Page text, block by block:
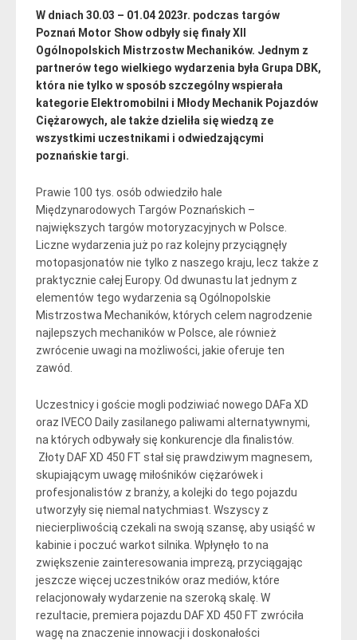
W dniach 30.03 – 01.04 2023r. podczas targów
Poznań Motor Show odbyły się finały XII
Ogólnopolskich Mistrzostw Mechaników. Jednym z
partnerów tego wielkiego wydarzenia była Grupa DBK,
która nie tylko w sposób szczególny wspierała
kategorie Elektromobilni i Młody Mechanik Pojazdów
Ciężarowych, ale także dzieliła się wiedzą ze
wszystkimi uczestnikami i odwiedzającymi
poznańskie targi.
Prawie 100 tys. osób odwiedziło hale
Międzynarodowych Targów Poznańskich –
największych targów motoryzacyjnych w Polsce.
Liczne wydarzenia już po raz kolejny przyciągnęły
motopasjonatów nie tylko z naszego kraju, lecz także z
praktycznie całej Europy. Od dwunastu lat jednym z
elementów tego wydarzenia są Ogólnopolskie
Mistrzostwa Mechaników, których celem nagrodzenie
najlepszych mechaników w Polsce, ale również
zwrócenie uwagi na możliwości, jakie oferuje ten
zawód.
Uczestnicy i goście mogli podziwiać nowego DAFa XD
oraz IVECO Daily zasilanego paliwami alternatywnymi,
na których odbywały się konkurencje dla finalistów.
Złoty DAF XD 450 FT stał się prawdziwym magnesem,
skupiającym uwagę miłośników ciężarówek i
profesjonalistów z branży, a kolejki do tego pojazdu
utworzyły się niemal natychmiast. Wszyscy z
niecierpliwością czekali na swoją szansę, aby usiąść w
kabinie i poczuć warkot silnika. Wpłynęło to na
zwiększenie zainteresowania imprezą, przyciągając
jeszcze więcej uczestników oraz mediów, które
relacjonowały wydarzenie na szeroką skalę. W
rezultacie, premiera pojazdu DAF XD 450 FT zwróciła
wagę na znaczenie innowacji i doskonałości